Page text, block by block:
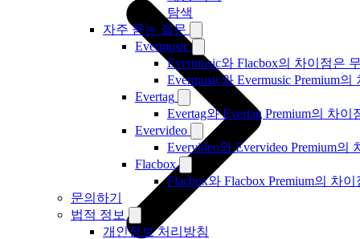
탐색
자주 묻는 질문
Evermusic
Evermusic와 Flacbox의 차이점은
Evermusic와 Evermusic Premium의
Evertag
Evertag와 Evertag Premium의 차
Evervideo
Evervideo와 Evervideo Premium의
Flacbox
Flacbox와 Flacbox Premium의 차
문의하기
법적 정보
개인정보 처리방침